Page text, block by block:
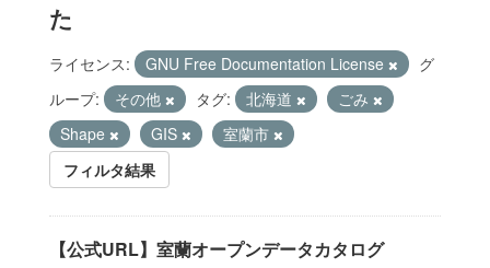
た
ライセンス: GNU Free Documentation License
グ
ループ:
その他 タグ: 北海道
ごみ
Shape
GIS
室蘭市
フィルタ結果
【公式URL】室蘭オープンデータカタログ